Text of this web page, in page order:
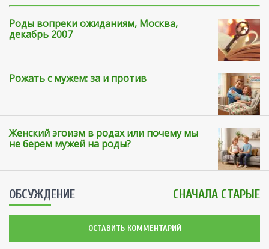
Роды вопреки ожиданиям, Москва,
декабрь 2007
Рожать с мужем: за и против
Женский эгоизм в родах или почему мы
не берем мужей на роды?
ОБСУЖДЕНИЕ СНАЧАЛА СТАРЫЕ
ОСТАВИТЬ КОММЕНТАРИЙ